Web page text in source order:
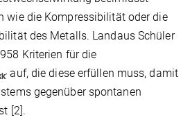
wie die Kompressibilität oder die
des Metalls. Landaus Schüler
Kriterien für die
' auf, die diese erfüllen muss, damit
gegenüber spontanen
[2].